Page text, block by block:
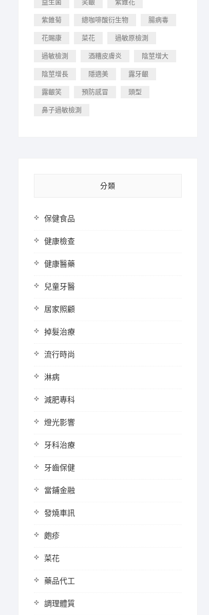
益生菌 笑齦 紫錐花
紫錐菊 總咖啡酸衍生物 腸病毒
花賜康 菜花 過敏原檢測
過敏檢測 酒糟皮膚炎 陰莖增大
陰莖增長 隱適美 露牙齦
露齦笑 預防感冒 頭型
鼻子過敏檢測
分類
保健食品
健康檢查
健康醫藥
兒童牙醫
居家照顧
掉髮治療
流行時尚
淋病
減肥專科
燈光影響
牙科治療
牙齒保健
當鋪金融
發燒車訊
皰疹
菜花
藥品代工
調理體質